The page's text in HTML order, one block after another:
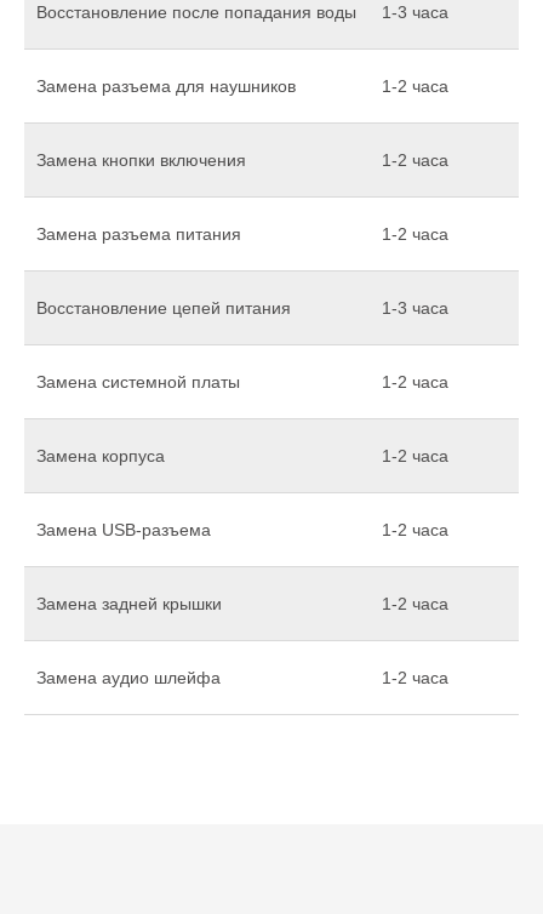
Восстановление после попадания воды 1-3 часа
Замена разъема для наушников 1-2 часа
Замена кнопки включения 1-2 часа
Замена разъема питания 1-2 часа
Восстановление цепей питания 1-3 часа
Замена системной платы 1-2 часа
Замена корпуса 1-2 часа
Замена USB-разъема 1-2 часа
Замена задней крышки 1-2 часа
Замена аудио шлейфа 1-2 часа